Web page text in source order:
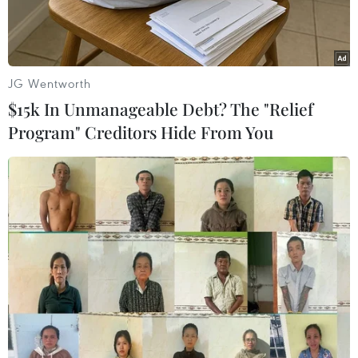
Biểu tượng của Twitter trên màn hình điện thoại. (Ảnh: AP)
Nga sẽ tiếp tục làm chậm lại tốc độ của Twitter
trên các thiết bị di động cho đến khi mạng xã
hội này gỡ bỏ tất cả các nội dung mà Nga coi là
bất hợp pháp, đó là tuyên bố của Cơ quan giám
JG Wentworth
$15k In Unmanageable Debt? The "Relief
Program" Creditors Hide From You